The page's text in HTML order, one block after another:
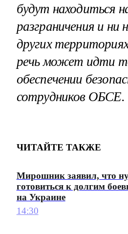
будут находиться
разграничения и ни
других
речь может идти
обеспечении
сотрудников ОБСЕ.
ЧИТАЙТЕ ТАКЖЕ
Мирошник заявил, что
готовиться к долгим
на Украине
14:30